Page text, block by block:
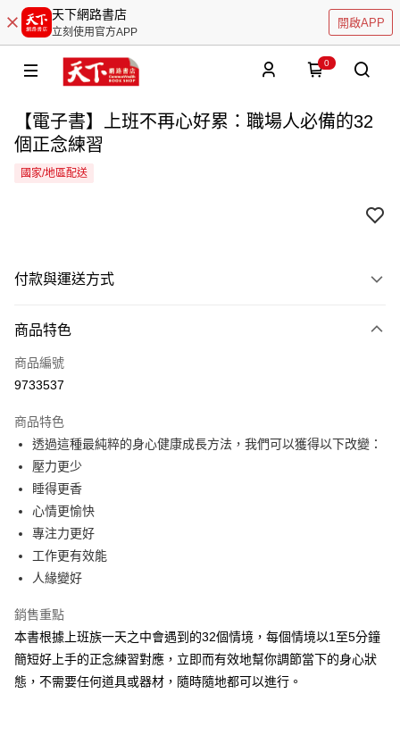
天下網路書店
立刻使用官方APP
開啟APP
0
【電子書】上班不再心好累：職場人必備的32
個正念練習
國家/地區配送
付款與運送方式
信用卡一次付款
LINE Pay
街口支付
悠遊付
ATM付款
運送方式
商品特色
商品編號
9733537
商品特色
透過這種最純粹的身心健康成長方法，我們可以獲得以下改變：
壓力更少
睡得更香
心情更愉快
專注力更好
工作更有效能
人緣變好
銷售重點
本書根據上班族一天之中會遇到的32個情境，每個情境以1至5分鐘
簡短好上手的正念練習對應，立即而有效地幫你調節當下的身心狀
態，不需要任何道具或器材，隨時隨地都可以進行。